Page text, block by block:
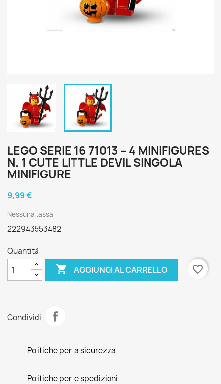
LEGO SERIE 16 71013 – 4 MINIFIGURES
N. 1 CUTE LITTLE DEVIL SINGOLA
MINIFIGURE
9,99 €
Nessuna tassa
222943553482
Quantità
 AGGIUNGI AL CARRELLO favorite_border
Condividi
Politiche per la sicurezza
Politiche per le spedizioni